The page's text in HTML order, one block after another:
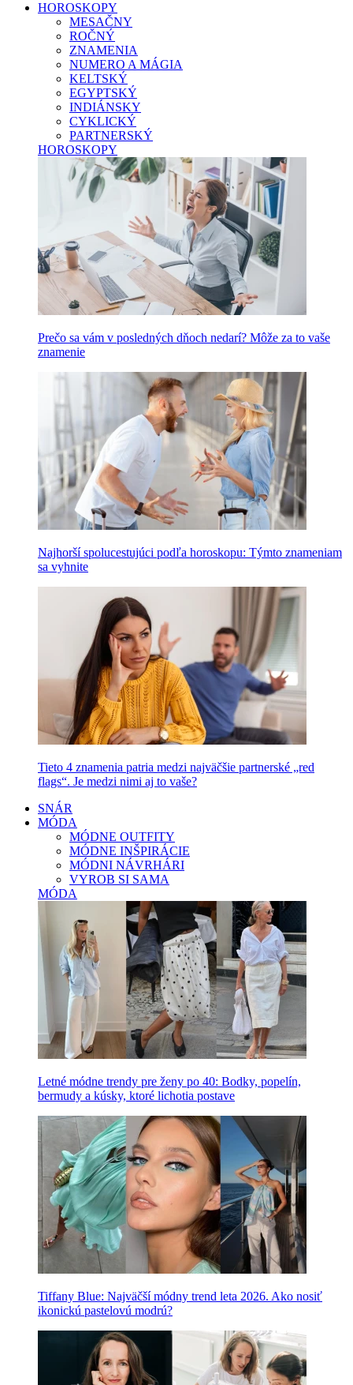
HOROSKOPY
MESAČNY
ROČNÝ
ZNAMENIA
NUMERO A MÁGIA
KELTSKÝ
EGYPTSKÝ
INDIÁNSKY
CYKLICKÝ
PARTNERSKÝ
HOROSKOPY
Prečo sa vám v posledných dňoch nedarí? Môže za to vaše
znamenie
Najhorší spolucestujúci podľa horoskopu: Týmto znameniam
sa vyhnite
Tieto 4 znamenia patria medzi najväčšie partnerské „red
flags“. Je medzi nimi aj to vaše?
SNÁR
MÓDA
MÓDNE OUTFITY
MÓDNE INŠPIRÁCIE
MÓDNI NÁVRHÁRI
VYROB SI SAMA
MÓDA
Letné módne trendy pre ženy po 40: Bodky, popelín,
bermudy a kúsky, ktoré lichotia postave
Tiffany Blue: Najväčší módny trend leta 2026. Ako nosiť
ikonickú pastelovú modrú?